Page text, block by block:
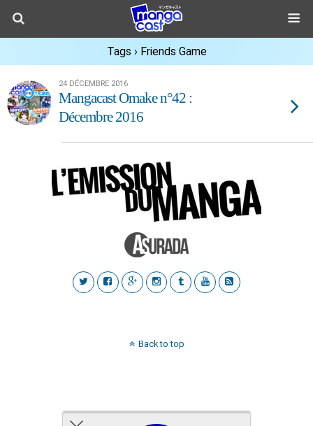
Tags › Friends Game
24 DÉCEMBRE 2016
Mangacast Omake n°42 :
Décembre 2016
Back to top